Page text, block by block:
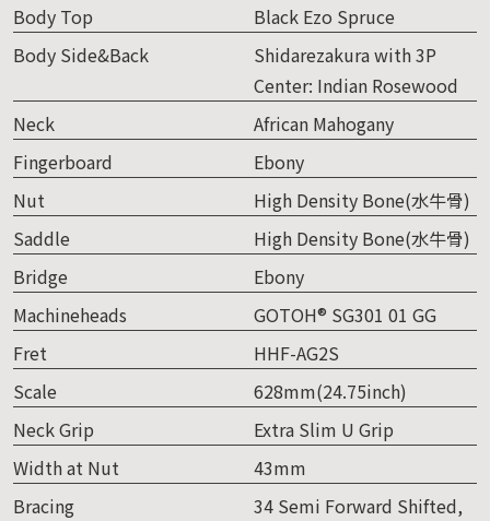
Body Top
Black Ezo Spruce
Body Side&Back
Shidarezakura with 3P
Center: Indian Rosewood
Neck
African Mahogany
Fingerboard
Ebony
Nut
High Density Bone(水牛骨)
Saddle
High Density Bone(水牛骨)
Bridge
Ebony
Machineheads
GOTOH® SG301 01 GG
Fret
HHF-AG2S
Scale
628mm(24.75inch)
Neck Grip
Extra Slim U Grip
Width at Nut
43mm
Bracing
34 Semi Forward Shifted,